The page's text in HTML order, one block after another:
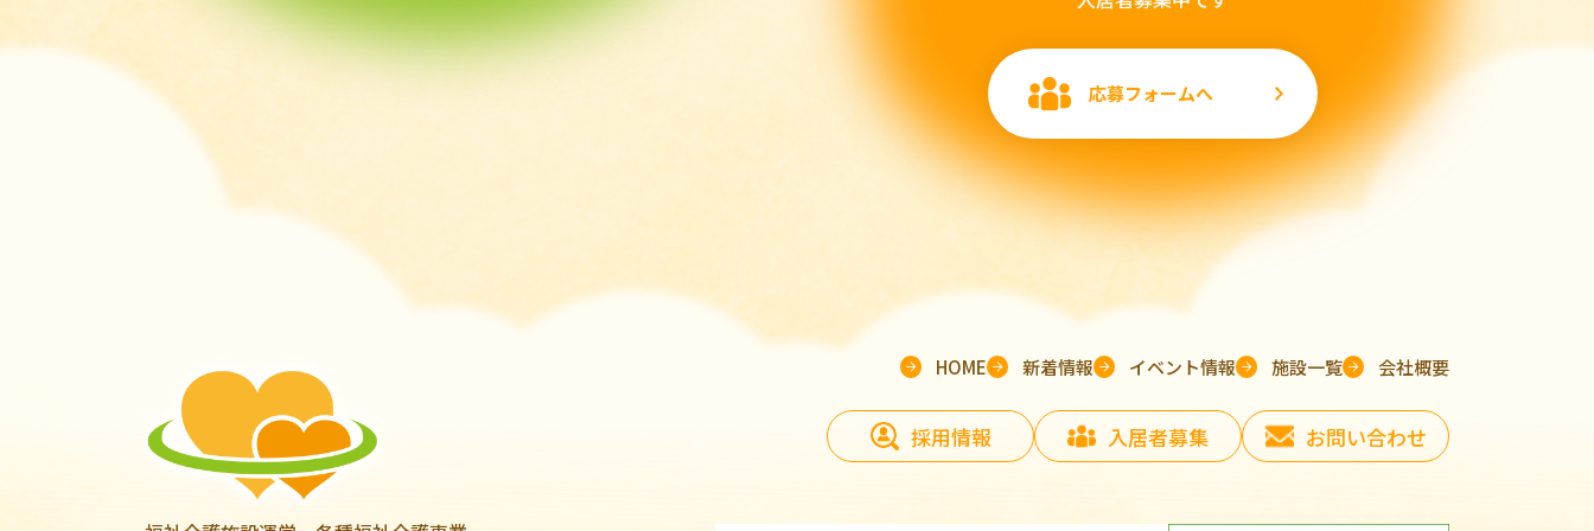
応募フォームへ
HOME 新着情報 イベント情報 施設一覧 会社概要
採用情報 入居者募集 お問い合わせ